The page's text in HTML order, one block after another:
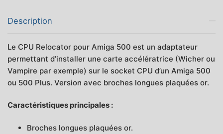
Description
Le CPU Relocator pour Amiga 500 est un adaptateur
permettant d’installer une carte accélératrice (Wicher ou
Vampire par exemple) sur le socket CPU d’un Amiga 500
ou 500 Plus. Version avec broches longues plaquées or.
Caractéristiques principales :
Broches longues plaquées or.